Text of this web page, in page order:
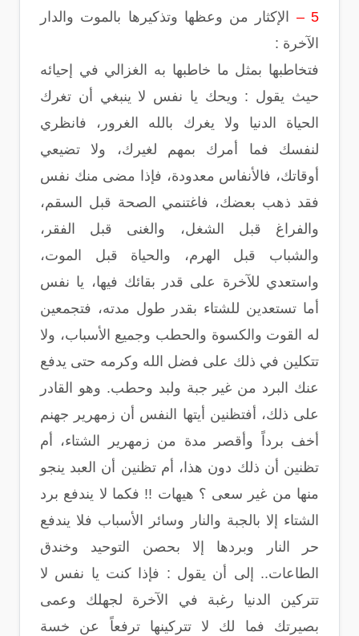
5 –
الإكثار من وعظها وتذكيرها بالموت والدار
الآخرة :
فتخاطبها بمثل ما خاطبها به الغزالي في إحيائه
حيث يقول : ويحك يا نفس لا ينبغي أن تغرك
الحياة الدنيا ولا يغرك بالله الغرور، فانظري
لنفسك فما أمرك بمهم لغيرك، ولا تضيعي
أوقاتك، فالأنفاس معدودة، فإذا مضى منك نفس
فقد ذهب بعضك، فاغتنمي الصحة قبل السقم،
والفراغ قبل الشغل، والغنى قبل الفقر،
والشباب قبل الهرم، والحياة قبل الموت،
واستعدي للآخرة على قدر بقائك فيها، يا نفس
أما تستعدين للشتاء بقدر طول مدته، فتجمعين
له القوت والكسوة والحطب وجميع الأسباب، ولا
تتكلين في ذلك على فضل الله وكرمه حتى يدفع
عنك البرد من غير جبة ولبد وحطب. وهو القادر
على ذلك، أفتظنين أيتها النفس أن زمهرير جهنم
أخف برداً وأقصر مدة من زمهرير الشتاء، أم
تظنين أن ذلك دون هذا، أم تظنين أن العبد ينجو
منها من غير سعى ؟ هيهات !! فكما لا يندفع برد
الشتاء إلا بالجبة والنار وسائر الأسباب فلا يندفع
حر النار وبردها إلا بحصن التوحيد وخندق
الطاعات.. إلى أن يقول : فإذا كنت يا نفس لا
تتركين الدنيا رغبة في الآخرة لجهلك وعمى
بصيرتك فما لك لا تتركينها ترفعاً عن خسة